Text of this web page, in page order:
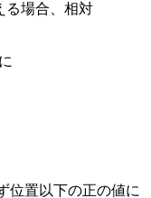
る場合、相対
位置以下の正の値に